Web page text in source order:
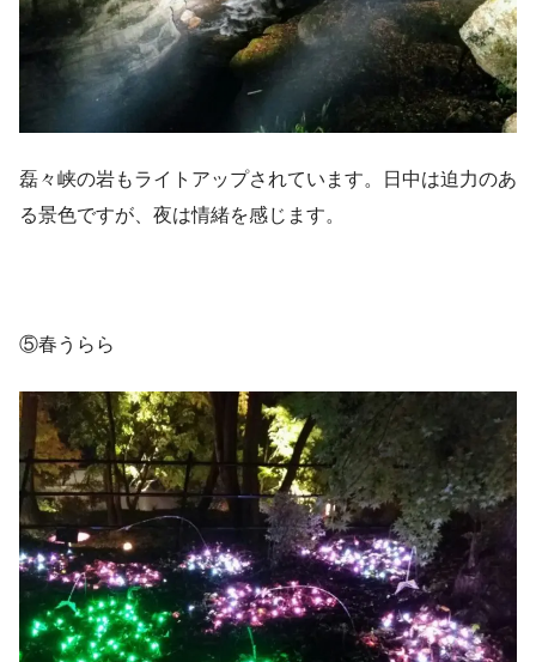
磊々峡の岩もライトアップされています。日中は迫力のあ
る景色ですが、夜は情緒を感じます。
⑤春うらら